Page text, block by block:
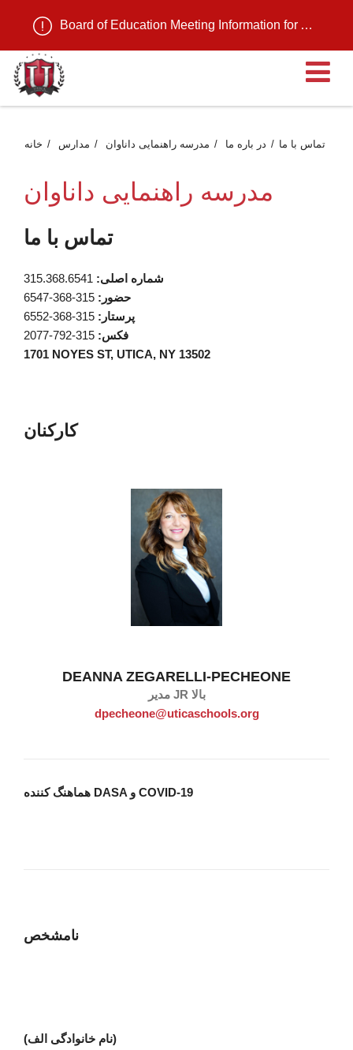
Board of Education Meeting Information for August 11, 2026
خانه مدارس مدرسه راهنمایی داناوان در باره ما تماس با ما
مدرسه راهنمایی داناوان
تماس با ما
شماره اصلی:
حضور:
پرستار:
فکس:
1701 NOYES ST, UTICA, NY 13502
کارکنان
DEANNA ZEGARELLI-PECHEONE
مدیر JR بالا
dpecheone@uticaschools.org
هماهنگ کننده DASA و COVID-19
نامشخص
(نام خانوادگی الف)